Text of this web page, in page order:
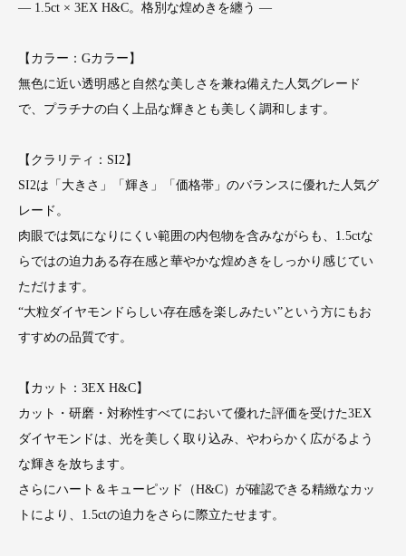
― 1.5ct × 3EX H&C。格別な煌めきを纏う ―
【カラー：Gカラー】
無色に近い透明感と自然な美しさを兼ね備えた人気グレード
で、プラチナの白く上品な輝きとも美しく調和します。
【クラリティ：SI2】
SI2は「大きさ」「輝き」「価格帯」のバランスに優れた人気グ
レード。
肉眼では気になりにくい範囲の内包物を含みながらも、1.5ctな
らではの迫力ある存在感と華やかな煌めきをしっかり感じてい
ただけます。
“大粒ダイヤモンドらしい存在感を楽しみたい”という方にもお
すすめの品質です。
【カット：3EX H&C】
カット・研磨・対称性すべてにおいて優れた評価を受けた3EX
ダイヤモンドは、光を美しく取り込み、やわらかく広がるよう
な輝きを放ちます。
さらにハート＆キューピッド（H&C）が確認できる精緻なカッ
トにより、1.5ctの迫力をさらに際立たせます。